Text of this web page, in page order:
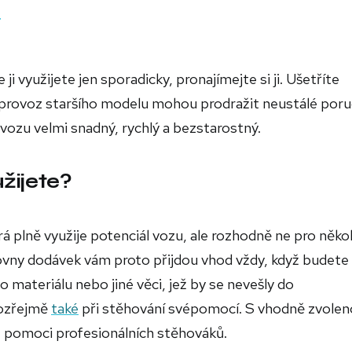
využijete jen sporadicky, pronajímejte si ji. Ušetříte
staršího modelu mohou prodražit neustálé
velmi snadný, rychlý a bezstarostný.
plně využije potenciál vozu, ale rozhodně ne pro
dodávek vám proto přijdou vhod vždy, když budete
nebo jiné věci, jež by se nevešly do
také při stěhování svépomocí. S vhodně
profesionálních stěhováků.